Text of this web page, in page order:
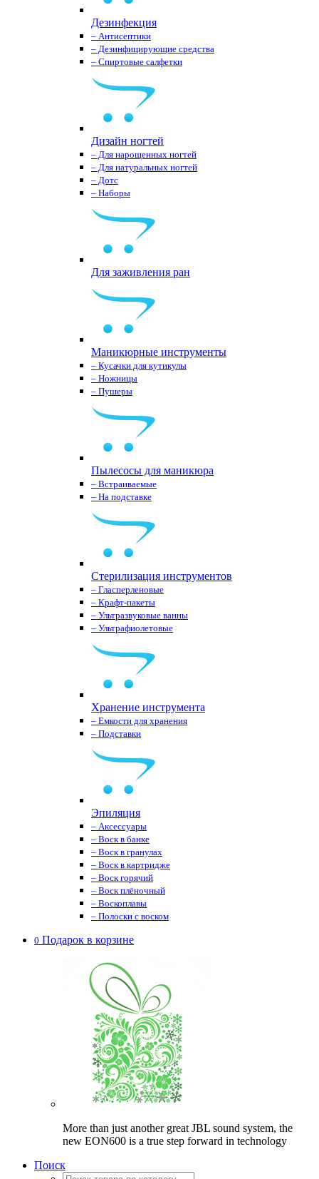
Дезинфекция
– Антисептики
– Дезинфицирующие средства
– Спиртовые салфетки
Дизайн ногтей
– Для нарощенных ногтей
– Для натуральных ногтей
– Дотс
– Наборы
Для заживления ран
Маникюрные инструменты
– Кусачки для кутикулы
– Ножницы
– Пушеры
Пылесосы для маникюра
– Встраиваемые
– На подставке
Стерилизация инструментов
– Гласперленовые
– Крафт-пакеты
– Ультразвуковые ванны
– Ультрафиолетовые
Хранение инструмента
– Емкости для хранения
– Подставки
Эпиляция
– Аксессуары
– Воск в банке
– Воск в гранулах
– Воск в картридже
– Воск горячий
– Воск плёночный
– Воскоплавы
– Полоски с воском
0 Подарок в корзине
More than just another great JBL sound system, the
new EON600 is a true step forward in technology
Поиск